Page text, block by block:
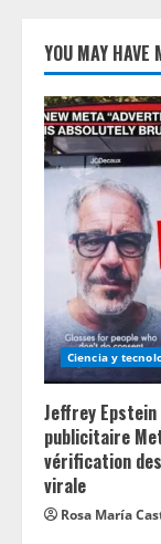
YOU MAY HAVE
Ciencia y
Jeffrey
publicitaire
vérification
virale
Rosa María